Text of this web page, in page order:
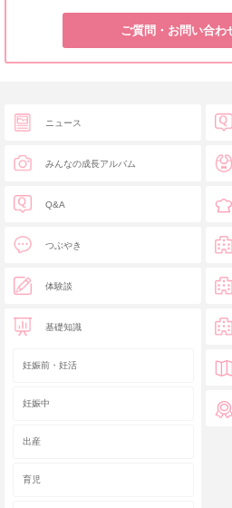
ご質問・お問い合わ
ニュース
みんなの成長アルバム
Q&A
つぶやき
体験談
基礎知識
妊娠前・妊活
妊娠中
出産
育児